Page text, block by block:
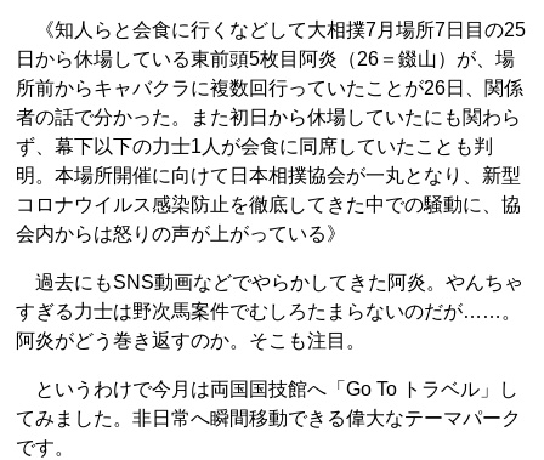
《知人らと会食に行くなどして大相撲7月場所7日目の25
日から休場している東前頭5枚目阿炎（26＝錣山）が、場
所前からキャバクラに複数回行っていたことが26日、関係
者の話で分かった。また初日から休場していたにも関わら
ず、幕下以下の力士1人が会食に同席していたことも判
明。本場所開催に向けて日本相撲協会が一丸となり、新型
コロナウイルス感染防止を徹底してきた中での騒動に、協
会内からは怒りの声が上がっている》
過去にもSNS動画などでやらかしてきた阿炎。やんちゃ
すぎる力士は野次馬案件でむしろたまらないのだが……。
阿炎がどう巻き返すのか。そこも注目。
というわけで今月は両国国技館へ「Go To トラベル」し
てみました。非日常へ瞬間移動できる偉大なテーマパーク
です。